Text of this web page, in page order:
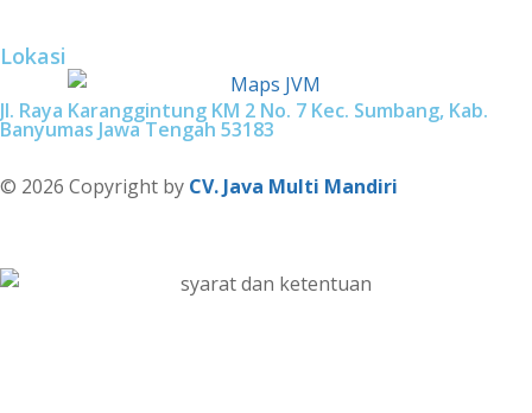
Lokasi
Jl. Raya Karanggintung KM 2 No. 7 Kec. Sumbang, Kab.
Banyumas Jawa Tengah 53183
© 2026 Copyright by CV. Java Multi Mandiri